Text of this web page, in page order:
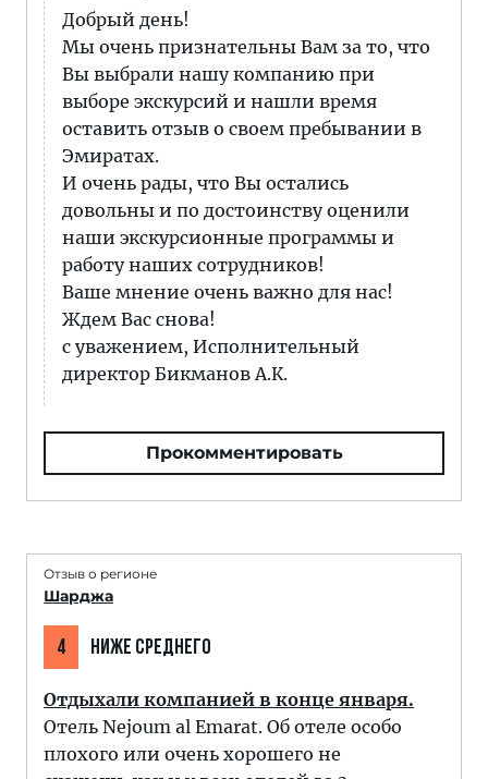
Добрый день!
Мы очень признательны Вам за то, что
Вы выбрали нашу компанию при
выборе экскурсий и нашли время
оставить отзыв о своем пребывании в
Эмиратах.
И очень рады, что Вы остались
довольны и по достоинству оценили
наши экскурсионные программы и
работу наших сотрудников!
Ваше мнение очень важно для нас!
Ждем Вас снова!
с уважением, Исполнительный
директор Бикманов А.К.
Прокомментировать
Отзыв о регионе
Шарджа
4 НИЖЕ СРЕДНЕГО
Отдыхали компанией в конце января.
Отель Nejoum al Emarat. Об отеле особо
плохого или очень хорошего не